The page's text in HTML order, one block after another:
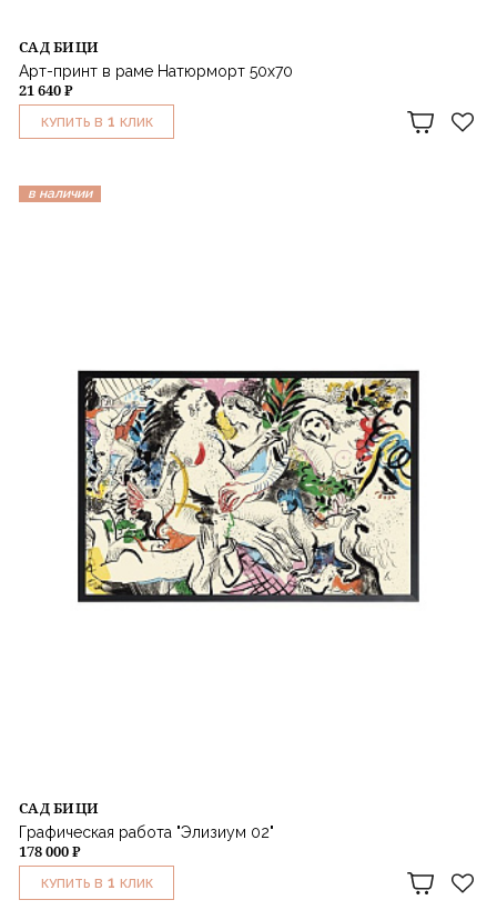
САД БИЦИ
Арт-принт в раме Натюрморт 50x70
21 640 ₽
КУПИТЬ В 1 КЛИК
в наличии
САД БИЦИ
Графическая работа "Элизиум 02"
178 000 ₽
КУПИТЬ В 1 КЛИК